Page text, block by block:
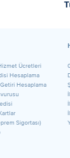
Ücretleri
Hesaplama
Hesaplama
Sigortası)